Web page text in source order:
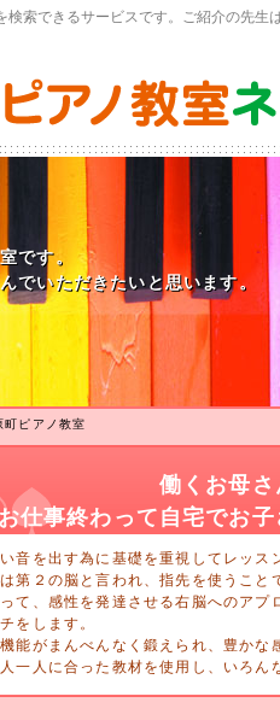
検索できるサービスです。ご紹介の先生
です。
でいただきたいと思います。
町ピアノ教室
働くお母
仕事終わって自宅でお
音を出す為に基礎を重視してレッス
第２の脳と言われ、指先を使うこと
て、感性を発達させる右脳へのアプ
をします。
能がまんべんなく鍛えられ、豊かな
一人に合った教材を使用し、いろん